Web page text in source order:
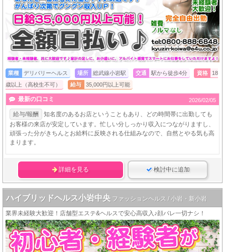
業種 デリバリーヘルス 場所 総武線小岩駅 交通 駅から徒歩4分 資格
18
歳以上（高校生不可）
給与 35,000円以上可能
最新の口コミ 2026/02/05
給与/報酬
知名度のあるお店ということもあり、どの時間帯に出勤しても
お客様の来店が安定しています。忙しい分しっかり収入につながりますし、
頑張った分がきちんとお給料に反映される仕組みなので、自然とやる気も高
まります。
詳細を見る 検討中に追加
ハイブリッドヘルス小岩中央 ファッションヘルス / 小岩・新小岩
業界未経験大歓迎！店舗型エステ&ヘルスで安心高収入♪顔バレ一切ナシ！